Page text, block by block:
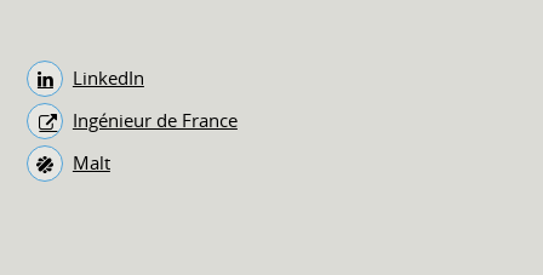
LinkedIn
Ingénieur de France
Malt